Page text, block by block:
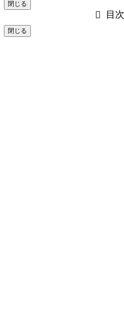
閉じる
目次
閉じる